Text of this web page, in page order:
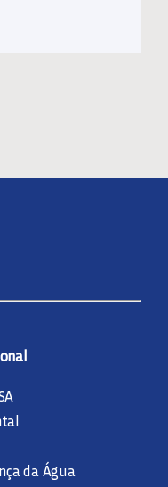
da Água